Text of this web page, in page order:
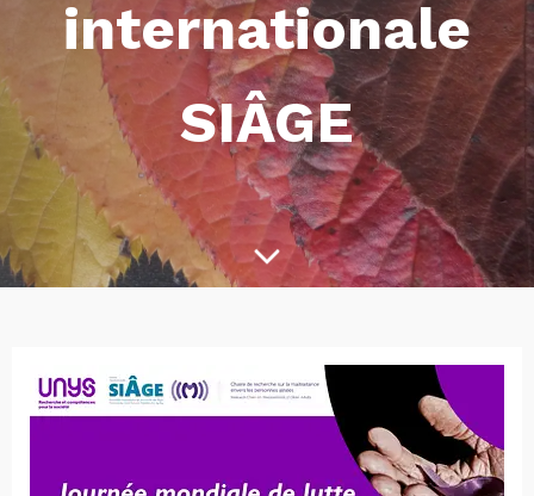
internationale
SIÂGE